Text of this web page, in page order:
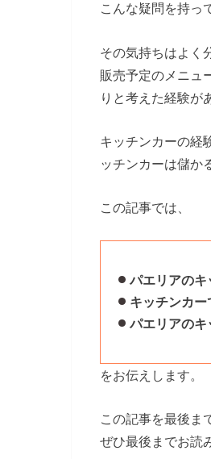
こんな疑問を持っ
その気持ちはよく
販売予定のメニュ
りと考えた経験が
キッチンカーの経
ッチンカーは儲か
この記事では、
パエリアの
キッチンカ
パエリアの
をお伝えします。
この記事を最後ま
ぜひ最後までお読